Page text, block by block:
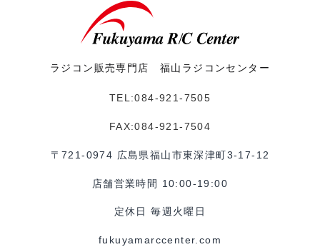
ラジコン販売専門店 福山ラジコンセンター
TEL:084-921-7505
FAX:084-921-7504
〒721-0974 広島県福山市東深津町3-17-12
店舗営業時間 10:00-19:00
定休日 毎週火曜日
fukuyamarccenter.com